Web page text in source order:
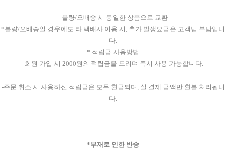
- 불량/오배송 시 동일한 상품으로 교환
*불량/오배송일 경우에도 타 택배사 이용 시, 추가 발생요금은 고객님 부담입니
다.
* 적립금 사용방법
-회원 가입 시 2000원의 적립금을 드리며 즉시 사용 가능합니다.
-주문 취소 시 사용하신 적립금은 모두 환급되며, 실 결제 금액만 환불 처리됩니
다.
*부재로 인한 반송